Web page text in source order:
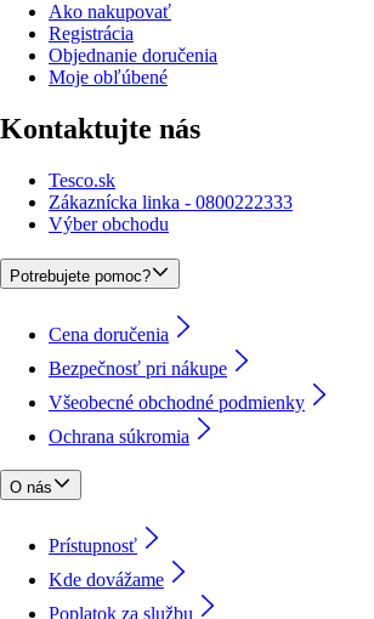
Ako nakupovať
Registrácia
Objednanie doručenia
Moje obľúbené
Kontaktujte nás
Tesco.sk
Zákaznícka linka - 0800222333
Výber obchodu
Potrebujete pomoc?
Cena doručenia
Bezpečnosť pri nákupe
Všeobecné obchodné podmienky
Ochrana súkromia
O nás
Prístupnosť
Kde dovážame
Poplatok za službu